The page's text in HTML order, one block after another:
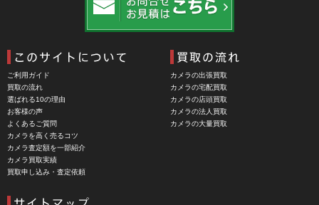
Cam Caddie（カムキャディ）
Carhartt（カーハート）
Carl Zeiss Jena（カールツアイスイエナ）
CASIO（カシオ）
CBL Lens（シービーエル）
CHINON（チノン）
CHIYOCA 千代田商会（ちよだしょうかい）
CIESTA（シエスタ）
ご利用ガイド
買取の流れ
選ばれる10の理由
お客様の声
よくあるご質問
カメラを高く売るコツ
カメラ査定額を一部紹介
カメラ買取実績
買取申し込み・査定依頼
カメラの出張買取
カメラの宅配買取
カメラの店頭買取
カメラの法人買取
カメラの大量買取